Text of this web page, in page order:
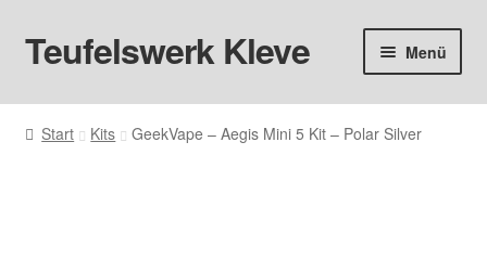
Zur
Navigation
Zum
Inhalt
Teufelswerk Kleve Menü
Startseite
Start Kits GeekVape – Aegis Mini 5 Kit – Polar Silver